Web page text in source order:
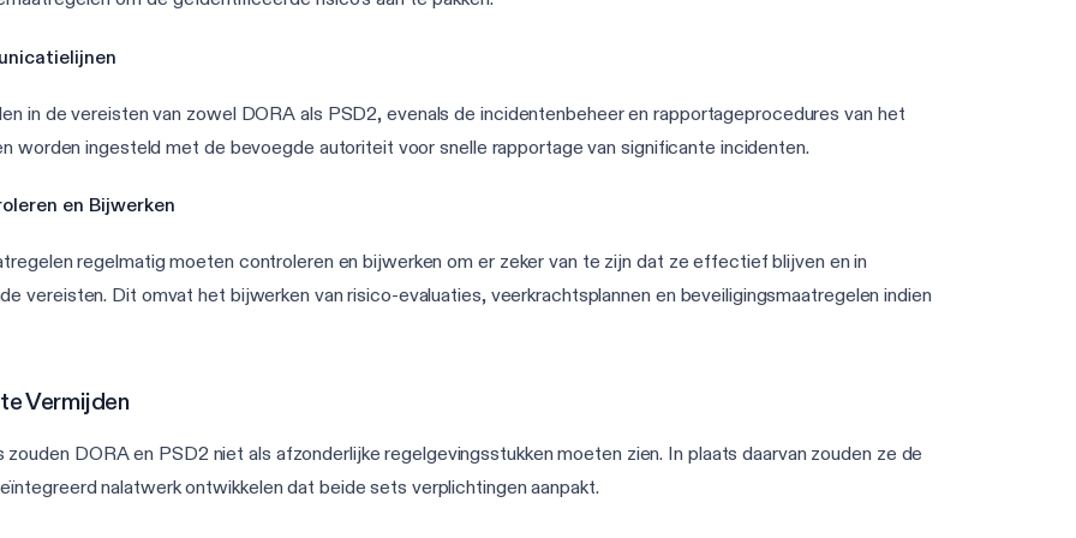
in de vereisten van zowel DORA als PSD2, evenals de incidentenbeheer en rapportageprocedures van het
worden ingesteld met de bevoegde autoriteit voor snelle rapportage van significante incidenten.
en Bijwerken
regelmatig moeten controleren en bijwerken om er zeker van te zijn dat ze effectief blijven en in
vereisten. Dit omvat het bijwerken van risico-evaluaties, veerkrachtsplannen en beveiligingsmaatregelen indien
Vermijden
DORA en PSD2 niet als afzonderlijke regelgevingsstukken moeten zien. In plaats daarvan zouden ze de
nalatwerk ontwikkelen dat beide sets verplichtingen aanpakt.